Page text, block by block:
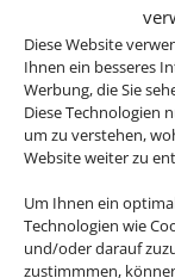
Diese Website
Ihnen ein besseres
Werbung, die Sie
Diese Technologien
um zu verstehen,
Website weiter zu
Um Ihnen ein
Technologien wie
und/oder darauf
zustimmmen,